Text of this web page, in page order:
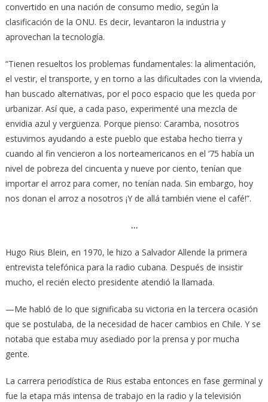
convertido en una nación de consumo medio, según la
clasificación de la ONU. Es decir, levantaron la industria y
aprovechan la tecnología.
“Tienen resueltos los problemas fundamentales: la alimentación,
el vestir, el transporte, y en torno a las dificultades con la vivienda,
han buscado alternativas, por el poco espacio que les queda por
urbanizar. Así que, a cada paso, experimenté una mezcla de
envidia azul y vergüenza. Porque pienso: Caramba, nosotros
estuvimos ayudando a este pueblo que estaba hecho tierra y
cuando al fin vencieron a los norteamericanos en el ‘75 había un
nivel de pobreza del cincuenta y nueve por ciento, tenían que
importar el arroz para comer, no tenían nada. Sin embargo, hoy
nos donan el arroz a nosotros ¡Y de allá también viene el café!”.
…
Hugo Rius Blein, en 1970, le hizo a Salvador Allende la primera
entrevista telefónica para la radio cubana. Después de insistir
mucho, el recién electo presidente atendió la llamada.
—Me habló de lo que significaba su victoria en la tercera ocasión
que se postulaba, de la necesidad de hacer cambios en Chile. Y se
notaba que estaba muy asediado por la prensa y por mucha
gente.
La carrera periodística de Rius estaba entonces en fase germinal y
fue la etapa más intensa de trabajo en la radio y la televisión